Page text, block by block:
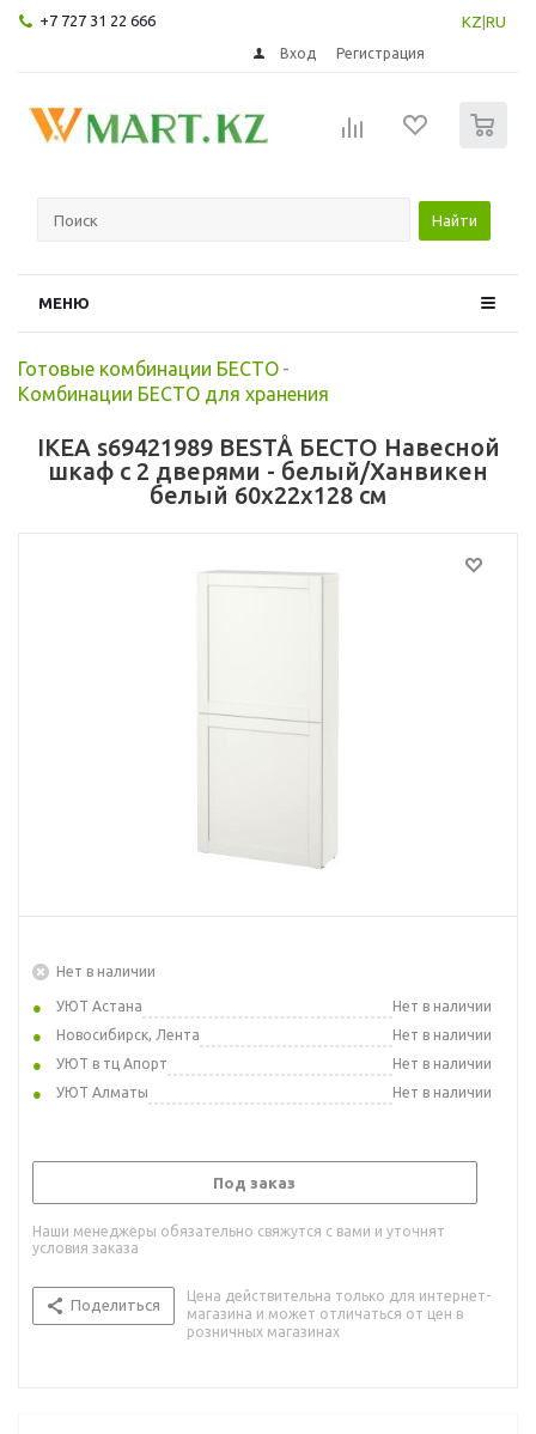
+7 727 31 22 666 KZ RU
Вход Регистрация
Найти
МЕНЮ
Готовые комбинации БЕСТО -
Комбинации БЕСТО для хранения
IKEA s69421989 BESTÅ БЕСТО Навесной
шкаф с 2 дверями - белый/Ханвикен
белый 60x22x128 см
Нет в наличии
УЮТ Астана
Нет в наличии
Новосибирск, Лента
Нет в наличии
УЮТ в тц Апорт
Нет в наличии
УЮТ Алматы
Нет в наличии
Под заказ
Наши менеджеры обязательно свяжутся с вами и уточнят
условия заказа
Поделиться
Цена действительна только для интернет-
магазина и может отличаться от цен в
розничных магазинах